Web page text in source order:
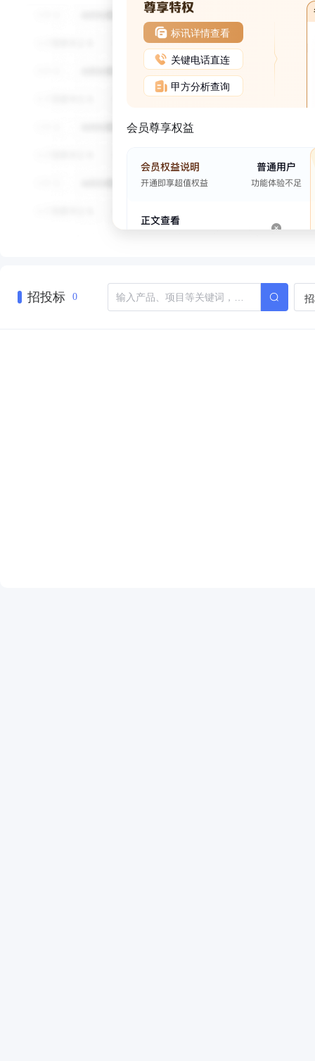
标讯详情查看
关键电话直连
甲方分析查询
会员尊享权益
招投标 0